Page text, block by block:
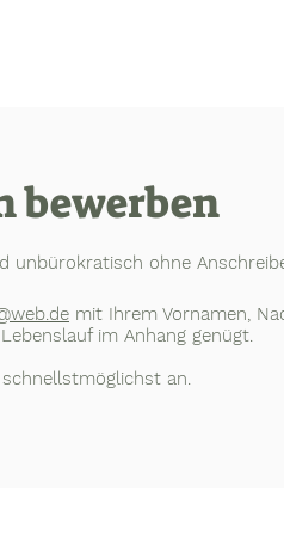
bewerben
unbürokratisch ohne
mit Ihrem Vornamen,
im Anhang genügt.
an.